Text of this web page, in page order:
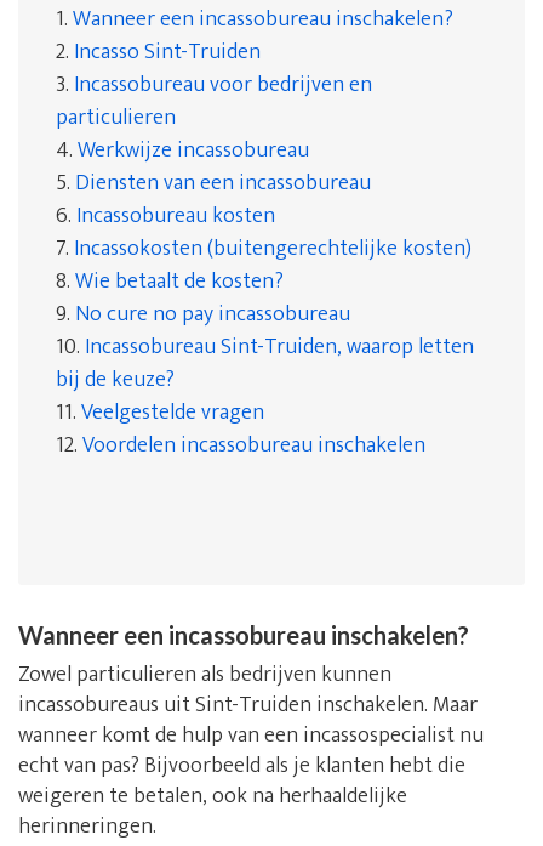
1.Wanneer een incassobureau inschakelen?
2. Incasso Sint-Truiden
3. Incassobureau voor bedrijven en
particulieren
4.Werkwijze incassobureau
5. Diensten van een incassobureau
6. Incassobureau kosten
7. Incassokosten (buitengerechtelijke kosten)
8.Wie betaalt de kosten?
9. No cure no pay incassobureau
10. Incassobureau Sint-Truiden, waarop letten
bij de keuze?
11.Veelgestelde vragen
12.Voordelen incassobureau inschakelen
Wanneer een incassobureau inschakelen?
Zowel particulieren als bedrijven kunnen
incassobureaus uit Sint-Truiden inschakelen. Maar
wanneer komt de hulp van een incassospecialist nu
echt van pas? Bijvoorbeeld als je klanten hebt die
weigeren te betalen, ook na herhaaldelijke
herinneringen.